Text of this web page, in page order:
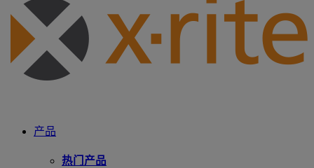
产品
热门产品